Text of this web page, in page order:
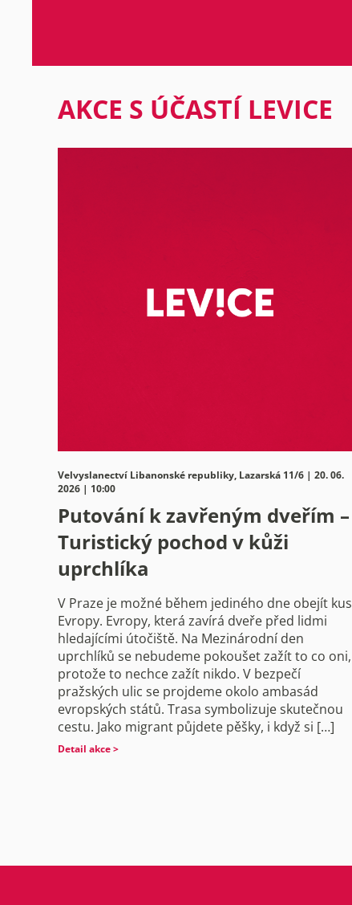
AKCE S ÚČASTÍ LEVICE
Velvyslanectví Libanonské republiky, Lazarská 11/6 | 20. 06.
2026 | 10:00
Putování k zavřeným dveřím –
Turistický pochod v kůži
uprchlíka
V Praze je možné během jediného dne obejít kus
Evropy. Evropy, která zavírá dveře před lidmi
hledajícími útočiště. Na Mezinárodní den
uprchlíků se nebudeme pokoušet zažít to co oni,
protože to nechce zažít nikdo. V bezpečí
pražských ulic se projdeme okolo ambasád
evropských států. Trasa symbolizuje skutečnou
cestu. Jako migrant půjdete pěšky, i když si […]
Detail akce >